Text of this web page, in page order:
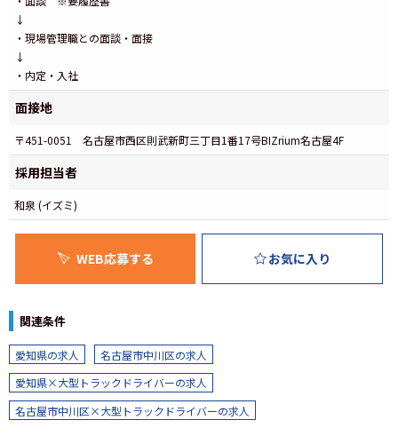
↓
・現場管理職との面談・面接
↓
・内定・入社
面接地
〒451-0051 名古屋市西区則武新町三丁目1番17号BIZrium名古屋4F
採用担当者
和泉 (イズミ)
WEB応募する お気に入り
関連条件
愛知県の求人
名古屋市中川区の求人
愛知県×大型トラックドライバーの求人
名古屋市中川区×大型トラックドライバーの求人